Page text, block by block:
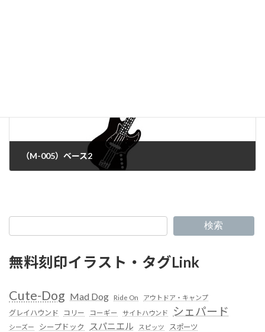
（M-005）ベース2
検索
無料刻印イラスト・タグLink
Cute-Dog Mad Dog Ride On アウトドア・キャンプ
グレイハウンド コリー コーギー サイトハウンド シェパード
シーズー シープドック スパニエル スピッツ スポーツ